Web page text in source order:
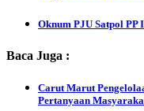
Oknum PJU Satpol
Baca Juga :
Carut Marut
Pertanyaan